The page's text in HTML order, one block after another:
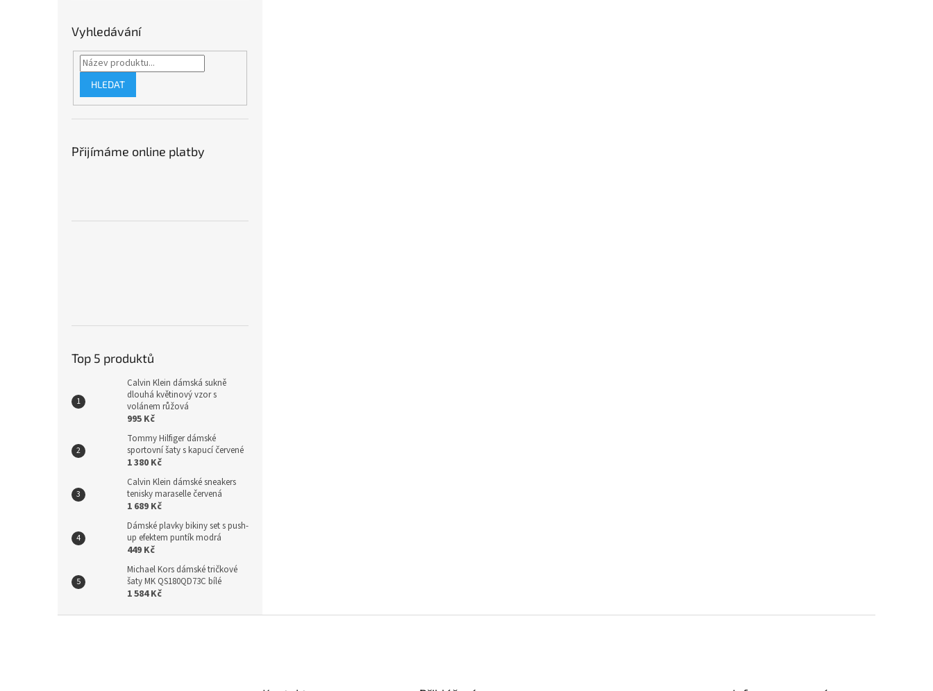
Vyhledávání
HLEDAT
Přijímáme online platby
Top 5 produktů
Calvin Klein dámská sukně
dlouhá květinový vzor s
volánem růžová
995 Kč
Tommy Hilfiger dámské
sportovní šaty s kapucí červené
1 380 Kč
Calvin Klein dámské sneakers
tenisky maraselle červená
1 689 Kč
Dámské plavky bikiny set s push-
up efektem puntík modrá
449 Kč
Michael Kors dámské tričkové
šaty MK QS180QD73C bílé
1 584 Kč